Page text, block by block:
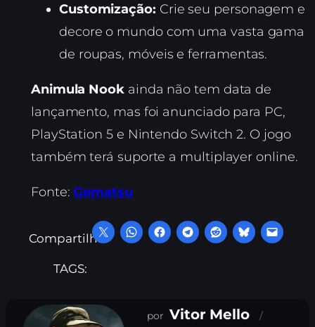
Customização: Crie seu personagem e
decore o mundo com uma vasta gama
de roupas, móveis e ferramentas.
Animula Nookainda não tem data de
lançamento, mas foi anunciado para PC,
PlayStation 5 e Nintendo Switch 2. O jogo
também terá suporte a multiplayer online.
Fonte:Gematsu
Compartilhe:
TAGS:
Vitor Mello